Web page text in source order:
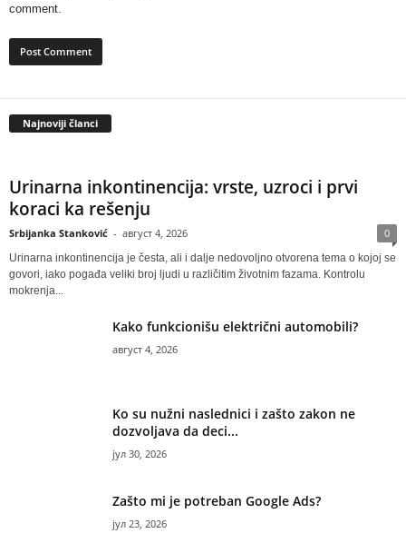
comment.
Najnoviji članci
Urinarna inkontinencija: vrste, uzroci i prvi
koraci ka rešenju
Srbijanka Stanković - август 4, 2026 0
Urinarna inkontinencija je česta, ali i dalje nedovoljno otvorena tema o kojoj se
govori, iako pogađa veliki broj ljudi u različitim životnim fazama. Kontrolu
mokrenja...
Kako funkcionišu električni automobili?
август 4, 2026
Ko su nužni naslednici i zašto zakon ne
dozvoljava da deci...
јул 30, 2026
Zašto mi je potreban Google Ads?
јул 23, 2026